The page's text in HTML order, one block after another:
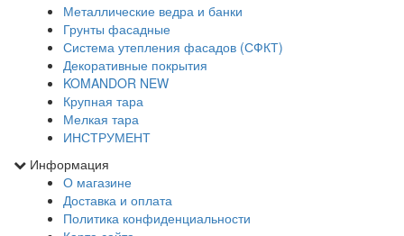
Металлические ведра и банки
Грунты фасадные
Система утепления фасадов (СФКТ)
Декоративные покрытия
KOMANDOR NEW
Крупная тара
Мелкая тара
ИНСТРУМЕНТ
Информация
О магазине
Доставка и оплата
Политика конфиденциальности